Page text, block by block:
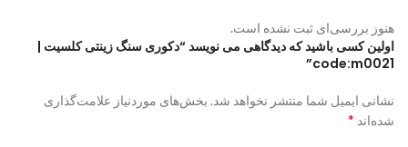
هنوز بررسی‌ای ثبت نشده است.
اولین کسی باشید که دیدگاهی می نویسد “دکوری سنگ زینتی کلسیت |
code:m0021”
نشانی ایمیل شما منتشر نخواهد شد. بخش‌های موردنیاز علامت‌گذاری
شده‌اند *